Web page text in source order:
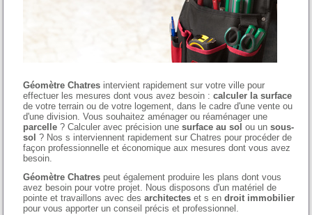
Géomètre Chatres intervient rapidement sur votre ville pour
effectuer les mesures dont vous avez besoin :calculer la surface
de votre terrain ou de votre logement, dans le cadre d'une vente ou
d'une division. Vous souhaitez aménager ou réaménager une
parcelle ? Calculer avec précision unesurface au sol ou unsous-
sol ? Nos s interviennent rapidement sur Chatres pour procéder de
façon professionnelle et économique aux mesures dont vous avez
besoin.
Géomètre Chatres peut également produire les plans dont vous
avez besoin pour votre projet. Nous disposons d'un matériel de
pointe et travaillons avec desarchitectes et s endroit immobilier
pour vous apporter un conseil précis et professionnel.